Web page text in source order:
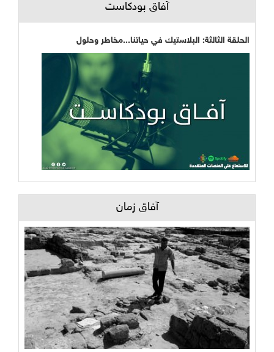
آفاق بودكاست
الحلقة الثالثة: البلاستيك في حياتنا...مخاطر وحلول
آفاق زمان